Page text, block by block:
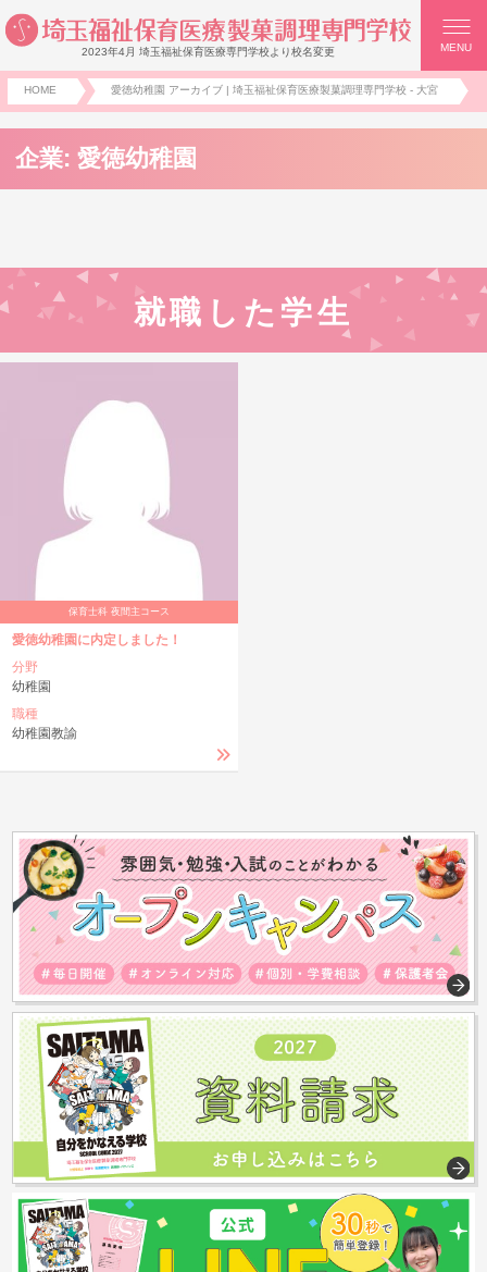
2023年4月 埼玉福祉保育医療専門学校より校名変更 MENU
HOME 愛徳幼稚園 アーカイブ | 埼玉福祉保育医療製菓調理専門学校 - 大宮
企業:愛徳幼稚園
就職した学生
保育士科 夜間主コース
愛徳幼稚園に内定しました！
分野
幼稚園
職種
幼稚園教諭